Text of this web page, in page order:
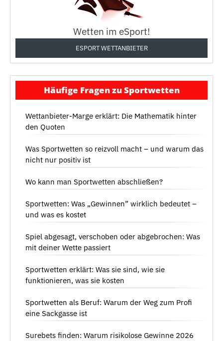
Wetten im eSport!
ESPORT WETTANBIETER
Häufige Fragen zu Sportwetten
Wettanbieter-Marge erklärt: Die Mathematik hinter
den Quoten
Was Sportwetten so reizvoll macht – und warum das
nicht nur positiv ist
Wo kann man Sportwetten abschließen?
Sportwetten: Was „Gewinnen” wirklich bedeutet –
und was es kostet
Spiel abgesagt, verschoben oder abgebrochen: Was
mit deiner Wette passiert
Sportwetten erklärt: Was sie sind, wie sie
funktionieren, was sie kosten
Sportwetten als Beruf: Warum der Weg zum Profi
eine Sackgasse ist
Surebets finden: Warum risikolose Gewinne 2026